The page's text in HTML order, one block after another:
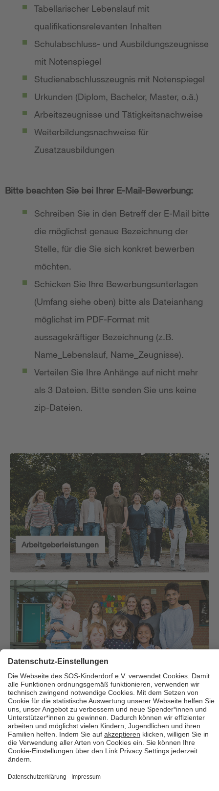
Tabellarischer Lebenslauf mit
qualifikationsrelevanten Inhalten
Schulabschluss- und Ausbildungszeugnisse
mit Notenspiegel
Studienabschlusszeugnis mit Notenspiegel
Urkunden (Diplom, Bachelor, Master, o.ä.)
Arbeitszeugnisse und Tätigkeitsnachweise
Weiterbildungsnachweise für
Zusatzausbildungen
Bitte beachten Sie bei Ihrer E-Mail-Bewerbung:
Schreiben Sie in den Betreff der E-Mail bitte
die möglichst genaue Bezeichnung der
Stelle, für die Sie sich konkret bewerben
möchten.
Schicken Sie Ihre Bewerbungsunterlagen
(Umfang siehe oben) bitte als Dateianhang
möglichst im PDF-Format mit
aussagekräftiger Bezeichnung (z.B.
Name_Lebenslauf, Name_Zeugnisse).
Verteilen Sie Ihre Anhänge auf nicht mehr
als 3 Dateien. Bitte senden Sie uns keine
zip-Dateien.
Arbeitgeberleistungen